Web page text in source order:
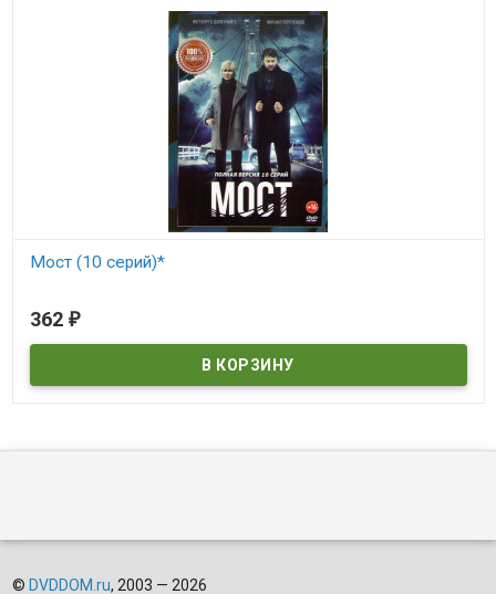
Мост (10 серий)*
362 ₽
© DVDDOM.ru, 2003 — 2026